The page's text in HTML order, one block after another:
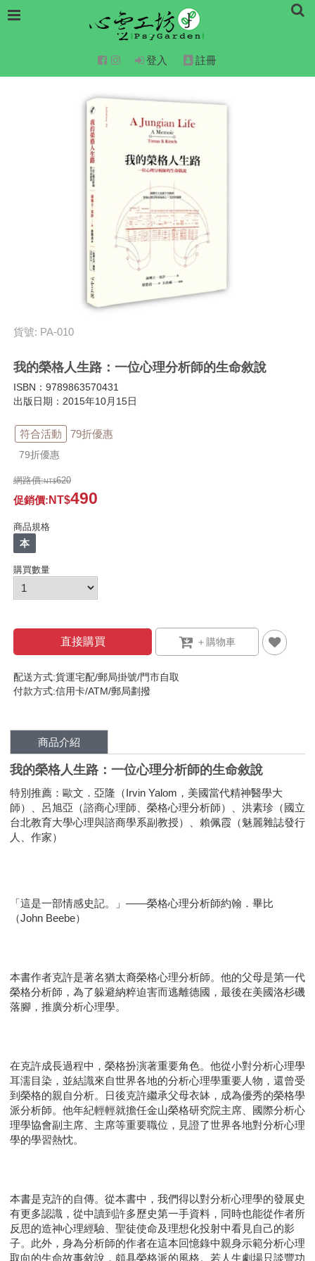
登入 註冊
貨號: PA-010
我的榮格人生路：一位心理分析師的生命敘說
ISBN：9789863570431
出版日期：2015年10月15日
符合活動 79折優惠
79折優惠
網路價: 620
促銷價: 490
商品規格
本
購買數量
直接購買
配送方式:貨運宅配/郵局掛號/門市自取
付款方式:信用卡/ATM/郵局劃撥
商品介紹
我的榮格人生路：一位心理分析師的生命敘說
特別推薦：歐文．亞隆（Irvin Yalom，美國當代精神醫學大
師）、呂旭亞（諮商心理師、榮格心理分析師）、洪素珍（國立
台北教育大學心理與諮商學系副教授）、賴佩霞（魅麗雜誌發行
人、作家）
「這是一部情感史記。」——榮格心理分析師約翰．畢比
（John Beebe）
本書作者克許是著名猶太裔榮格心理分析師。他的父母是第一代
榮格分析師，為了躲避納粹迫害而逃離德國，最後在美國洛杉磯
落腳，推廣分析心理學。
在克許成長過程中，榮格扮演著重要角色。他從小對分析心理學
耳濡目染，並結識來自世界各地的分析心理學重要人物，還曾受
到榮格的親自分析。日後克許繼承父母衣缽，成為優秀的榮格學
派分析師。他年紀輕輕就擔任金山榮格研究院主席、國際分析心
理學協會副主席、主席等重要職位，見證了世界各地對分析心理
學的學習熱忱。
本書是克許的自傳。從本書中，我們得以對分析心理學的發展史
有更多認識，從中讀到許多歷史第一手資料，同時也能從作者所
反思的造神心理經驗、聖徒使命及理想化投射中看見自己的影
子。此外，身為分析師的作者在這本回憶錄中親身示範分析心理
取向的生命故事敘說，頗具榮格派的風格。若人生劇場只談豐功